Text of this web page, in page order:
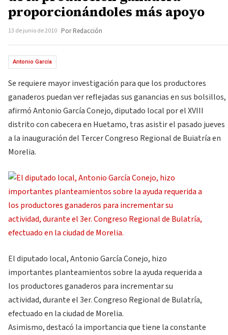
proporcionándoles más apoyo
13 de junio de 2010 Por Redacción
Antonio García
Se requiere mayor investigación para que los productores
ganaderos puedan ver reflejadas sus ganancias en sus bolsillos,
afirmó Antonio García Conejo, diputado local por el XVIII
distrito con cabecera en Huetamo, tras asistir el pasado jueves
a la inauguración del Tercer Congreso Regional de Buiatría en
Morelia.
El diputado local, Antonio García Conejo, hizo
importantes planteamientos sobre la ayuda requerida a
los productores ganaderos para incrementar su
actividad, durante el 3er. Congreso Regional de Bulatría,
efectuado en la ciudad de Morelia.
Asimismo, destacó la importancia que tiene la constante